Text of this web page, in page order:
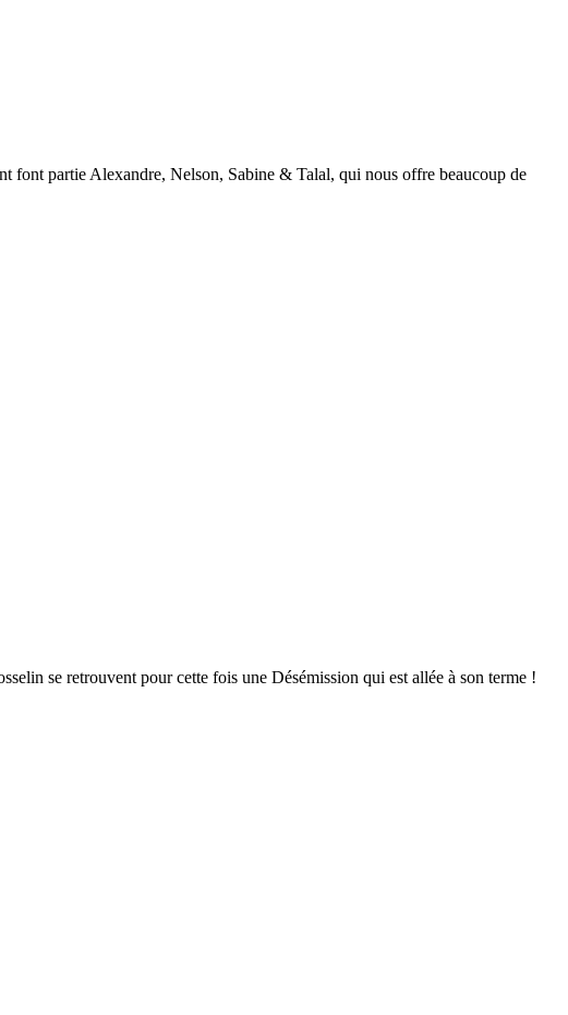
font partie Alexandre, Nelson, Sabine & Talal, qui nous offre beaucoup de
se retrouvent pour cette fois une Désémission qui est allée à son terme !